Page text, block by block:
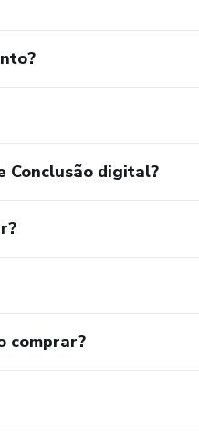
Conclusão digital?
comprar?